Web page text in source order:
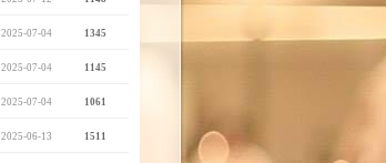
2025-07-04 1345
2025-07-04 1145
2025-07-04 1061
2025-06-13 1511